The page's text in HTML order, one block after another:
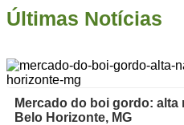
Últimas Notícias
Mercado do boi gordo:
Belo Horizonte, MG